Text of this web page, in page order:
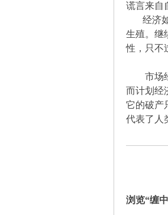
谎言来自
经济如
生殖。继
性，只不
市场经
而计划经
它的破产
代表了人
浏览“缠